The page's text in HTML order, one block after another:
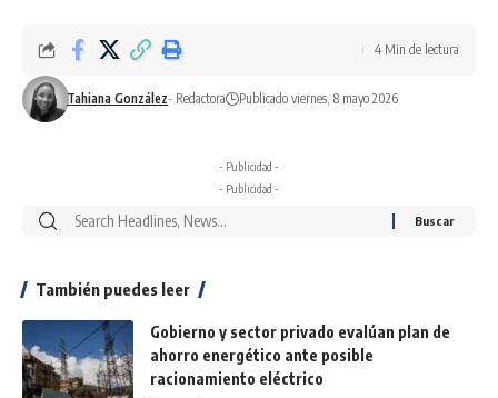
Tahiana González- Redactora Publicado viernes, 8 mayo 2026
4 Min de lectura
- Publicidad -
- Publicidad -
También puedes leer
Gobierno y sector privado evalúan plan de
ahorro energético ante posible
racionamiento eléctrico